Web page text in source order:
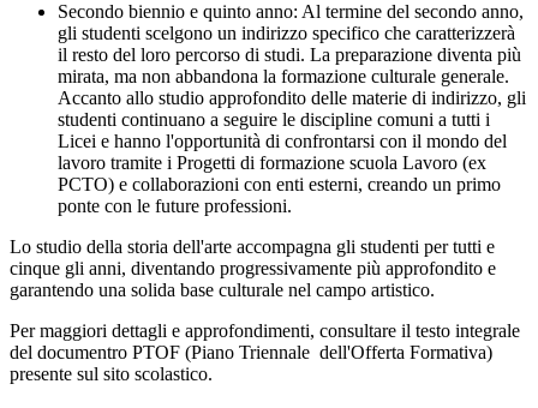
Secondo biennio e quinto anno: Al termine del secondo anno,
gli studenti scelgono un indirizzo specifico che caratterizzerà
il resto del loro percorso di studi. La preparazione diventa più
mirata, ma non abbandona la formazione culturale generale.
Accanto allo studio approfondito delle materie di indirizzo, gli
studenti continuano a seguire le discipline comuni a tutti i
Licei e hanno l'opportunità di confrontarsi con il mondo del
lavoro tramite i Progetti di formazione scuola Lavoro (ex
PCTO) e collaborazioni con enti esterni, creando un primo
ponte con le future professioni.
Lo studio della storia dell'arte accompagna gli studenti per tutti e
cinque gli anni, diventando progressivamente più approfondito e
garantendo una solida base culturale nel campo artistico.
Per maggiori dettagli e approfondimenti, consultare il testo integrale
del documentro PTOF (Piano Triennale dell'Offerta Formativa)
presente sul sito scolastico.